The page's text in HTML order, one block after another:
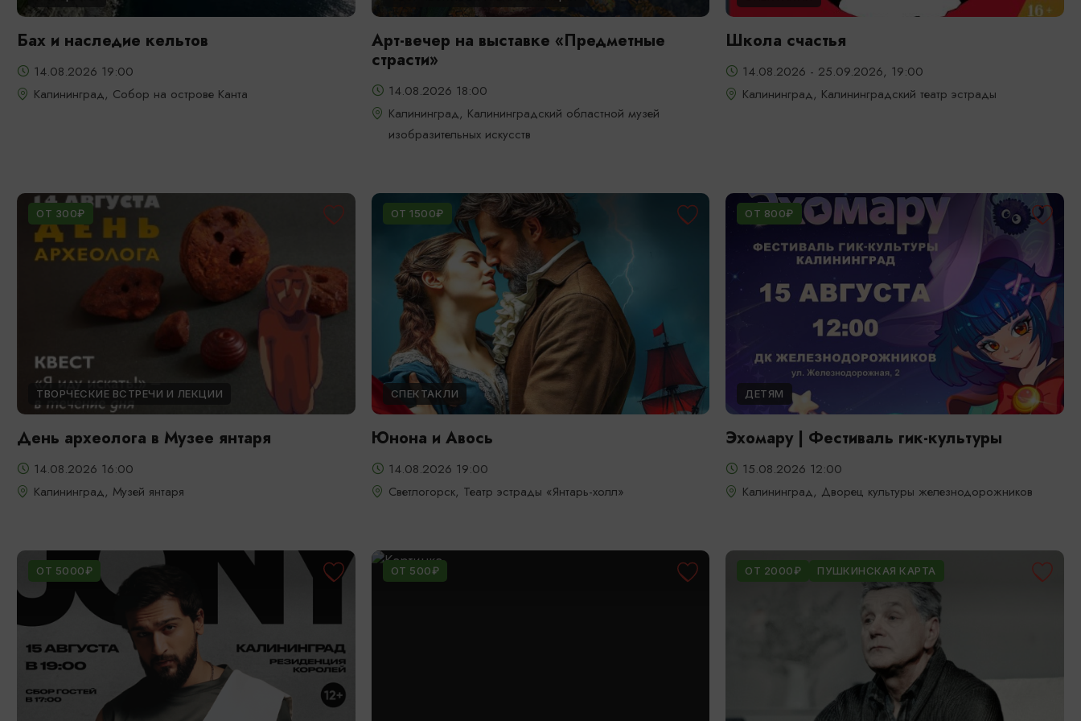
Бах и наследие кельтов
14.08.2026 19:00
Калининград, Собор на острове Канта
Арт-вечер на выставке «Предметные
страсти»
14.08.2026 18:00
Калининград, Калининградский областной музей
изобразительных искусств
Школа счастья
14.08.2026 - 25.09.2026, 19:00
Калининград, Калининградский театр эстрады
ОТ 300₽
ТВОРЧЕСКИЕ ВСТРЕЧИ И ЛЕКЦИИ
День археолога в Музее янтаря
14.08.2026 16:00
Калининград, Музей янтаря
ОТ 1500₽
СПЕКТАКЛИ
Юнона и Авось
14.08.2026 19:00
Светлогорск, Театр эстрады «Янтарь-холл»
ОТ 800₽
ДЕТЯМ
Эхомару | Фестиваль гик-культуры
15.08.2026 12:00
Калининград, Дворец культуры железнодорожников
ОТ 5000₽ ОТ 500₽ ОТ 2000₽ ПУШКИНСКАЯ КАРТА